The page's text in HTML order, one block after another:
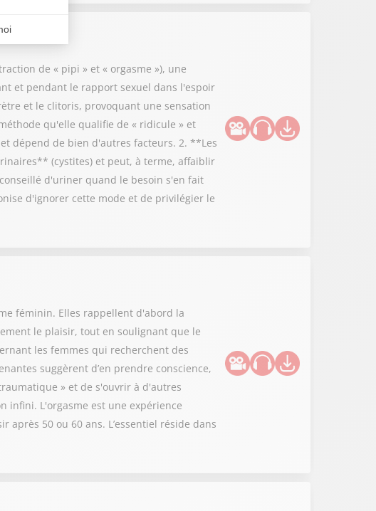
de « pipi » et « orgasme »), une
et pendant le rapport sexuel dans l'espoir
et le clitoris, provoquant une sensation
qu'elle qualifie de « ridicule » et
dépend de bien d'autres facteurs. 2. **Les
(cystites) et peut, à terme, affaiblir
d'uriner quand le besoin s'en fait
d'ignorer cette mode et de privilégier le
féminin. Elles rappellent d'abord la
le plaisir, tout en soulignant que le
les femmes qui recherchent des
suggèrent d’en prendre conscience,
» et de s'ouvrir à d'autres
infini. L'orgasme est une expérience
50 ou 60 ans. L’essentiel réside dans